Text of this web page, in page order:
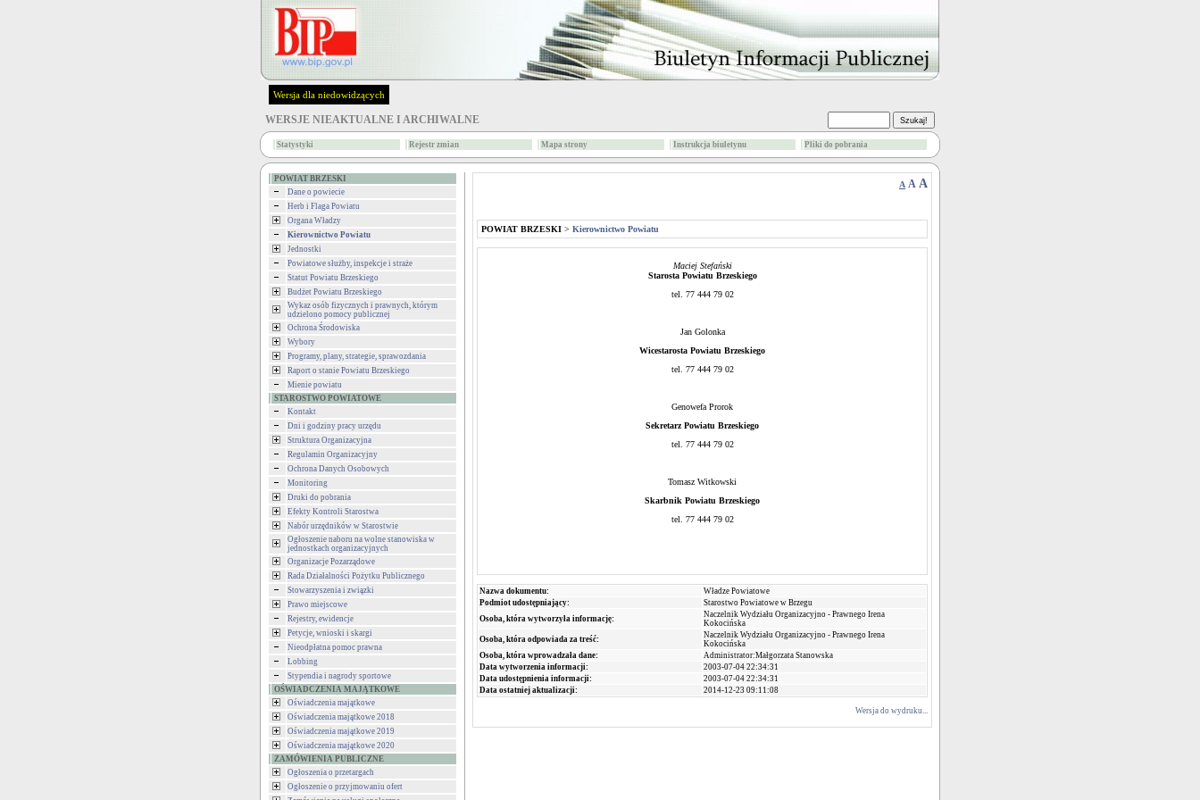
Wersja dla niedowidzących
WERSJE NIEAKTUALNE I ARCHIWALNE
Statystyki Rejestr zmian Mapa strony Instrukcja biuletynu Pliki do pobrania
POWIAT BRZESKI
Dane o powiecie
Herb i Flaga Powiatu
Organa Władzy
Kierownictwo Powiatu
Jednostki
Powiatowe służby, inspekcje i straże
Statut Powiatu Brzeskiego
Budżet Powiatu Brzeskiego
Wykaz osób fizycznych i prawnych, którym
udzielono pomocy publicznej
Ochrona Środowiska
Wybory
Programy, plany, strategie, sprawozdania
Raport o stanie Powiatu Brzeskiego
Mienie powiatu
STAROSTWO POWIATOWE
Kontakt
Dni i godziny pracy urzędu
Struktura Organizacyjna
Regulamin Organizacyjny
Ochrona Danych Osobowych
Monitoring
Druki do pobrania
Efekty Kontroli Starostwa
Nabór urzędników w Starostwie
Ogłoszenie naboru na wolne stanowiska w
jednostkach organizacyjnych
Organizacje Pozarządowe
Rada Działalności Pożytku Publicznego
Stowarzyszenia i związki
Prawo miejscowe
Rejestry, ewidencje
Petycje, wnioski i skargi
Nieodpłatna pomoc prawna
Lobbing
Stypendia i nagrody sportowe
OŚWIADCZENIA MAJĄTKOWE
Oświadczenia majątkowe
Oświadczenia majątkowe 2018
Oświadczenia majątkowe 2019
Oświadczenia majątkowe 2020
ZAMÓWIENIA PUBLICZNE
Ogłoszenia o przetargach
Ogłoszenie o przyjmowaniu ofert
A A A
POWIAT BRZESKI > Kierownictwo Powiatu
Maciej Stefański
Starosta Powiatu Brzeskiego
tel. 77 444 79 02
Jan Golonka
Wicestarosta Powiatu Brzeskiego
tel. 77 444 79 02
Genowefa Prorok
Sekretarz Powiatu Brzeskiego
tel. 77 444 79 02
Tomasz Witkowski
Skarbnik Powiatu Brzeskiego
tel. 77 444 79 02
Nazwa dokumentu:
Władze Powiatowe
Podmiot udostępniający:
Starostwo Powiatowe w Brzegu
Osoba, która wytworzyła informację:
Naczelnik Wydziału Organizacyjno - Prawnego Irena
Kokocińska
Osoba, która odpowiada za treść:
Naczelnik Wydziału Organizacyjno - Prawnego Irena
Kokocińska
Osoba, która wprowadzała dane:
Administrator:Małgorzata Stanowska
Data wytworzenia informacji:
2003-07-04 22:34:31
Data udostępnienia informacji:
2003-07-04 22:34:31
Data ostatniej aktualizacji:
2014-12-23 09:11:08
Wersja do wydruku...